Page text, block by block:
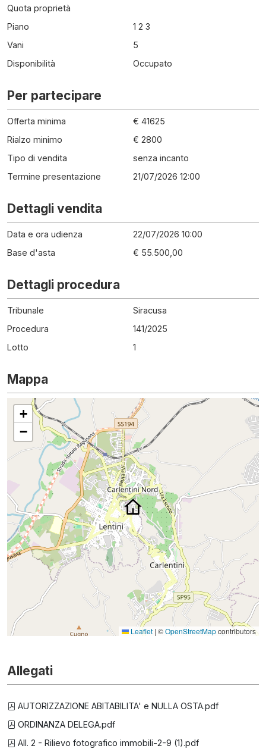
Quota proprietà
Piano
1 2 3
Vani
5
Disponibilità
Occupato
Per partecipare
Offerta minima
€ 41625
Rialzo minimo
€ 2800
Tipo di vendita
senza incanto
Termine presentazione
21/07/2026 12:00
Dettagli vendita
Data e ora udienza
22/07/2026 10:00
Base d'asta
€ 55.500,00
Dettagli procedura
Tribunale
Siracusa
Procedura
141/2025
Lotto
1
Mappa
+
−
Leaflet | ©OpenStreetMapcontributors
Allegati
AUTORIZZAZIONE ABITABILITA' e NULLA OSTA.pdf
ORDINANZA DELEGA.pdf
All. 2 - Rilievo fotografico immobili-2-9 (1).pdf